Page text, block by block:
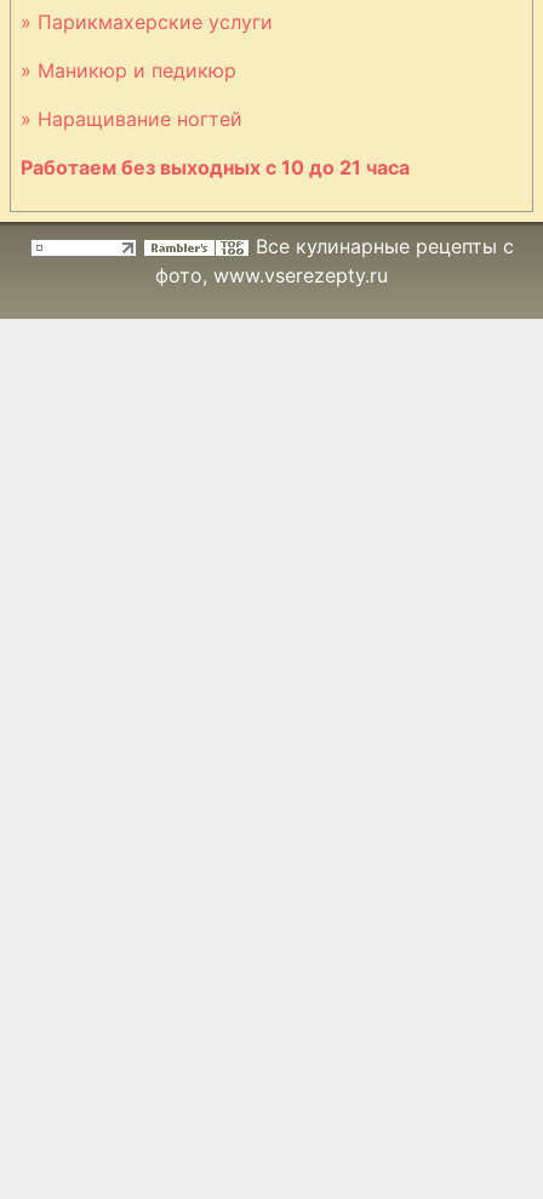
» Парикмахерские услуги
» Маникюр и педикюр
» Наращивание ногтей
Работаем без выходных с 10 до 21 часа
Все кулинарные рецепты с
фото, www.vserezepty.ru